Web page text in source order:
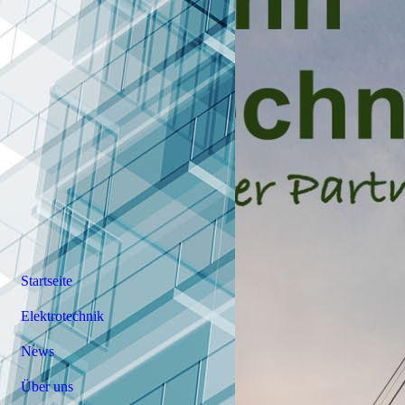
Startseite
Elektrotechnik
News
Über uns